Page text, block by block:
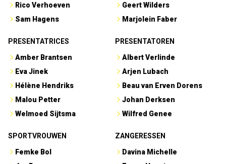
Rico Verhoeven
Sam Hagens
Geert Wilders
Marjolein Faber
PRESENTATRICES
Amber Brantsen
Eva Jinek
Hélène Hendriks
Malou Petter
Welmoed Sijtsma
PRESENTATOREN
Albert Verlinde
Arjen Lubach
Beau van Erven Dorens
Johan Derksen
Wilfred Genee
SPORTVROUWEN
Femke Bol
ZANGERESSEN
Davina Michelle